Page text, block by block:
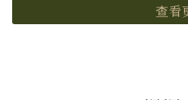
查看